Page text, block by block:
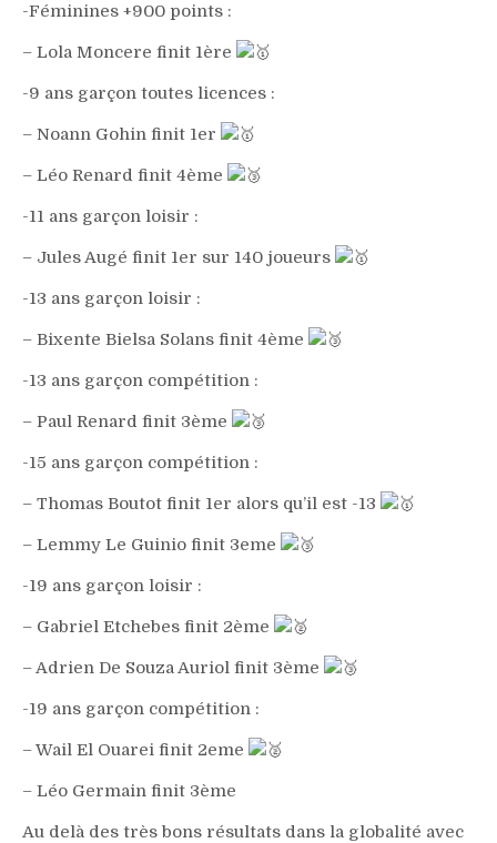
-Féminines +900 points :
– Lola Moncere finit 1ère
-9 ans garçon toutes licences :
– Noann Gohin finit 1er
– Léo Renard finit 4ème
-11 ans garçon loisir :
– Jules Augé finit 1er sur 140 joueurs
-13 ans garçon loisir :
– Bixente Bielsa Solans finit 4ème
-13 ans garçon compétition :
– Paul Renard finit 3ème
-15 ans garçon compétition :
– Thomas Boutot finit 1er alors qu’il est -13
– Lemmy Le Guinio finit 3eme
-19 ans garçon loisir :
– Gabriel Etchebes finit 2ème
– Adrien De Souza Auriol finit 3ème
-19 ans garçon compétition :
– Wail El Ouarei finit 2eme
– Léo Germain finit 3ème
Au delà des très bons résultats dans la globalité avec